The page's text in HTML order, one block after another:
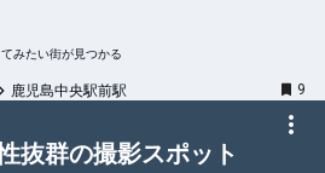
みたい街が見つかる
鹿児島中央駅前駅 9
抜群の撮影スポット